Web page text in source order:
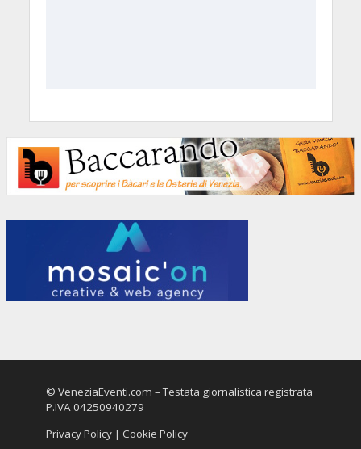
© VeneziaEventi.com – Testata giornalistica registrata
P.IVA 04250940279
Privacy Policy| Cookie Policy